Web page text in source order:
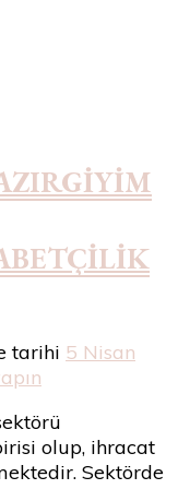
tarihi 5 Nisan
olup, ihracat
Sektörde